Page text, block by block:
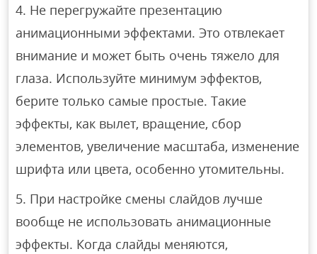
Не перегружайте презентацию
анимационными эффектами. Это отвлекает
внимание и может быть очень тяжело для
глаза. Используйте минимум эффектов,
берите только самые простые. Такие
эффекты, как вылет, вращение, сбор
элементов, увеличение масштаба, изменение
шрифта или цвета, особенно утомительны.
При настройке смены слайдов лучше
вообще не использовать анимационные
эффекты. Когда слайды меняются,